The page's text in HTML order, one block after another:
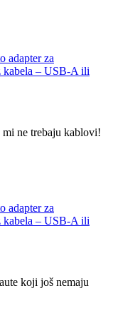
adapter za
kabela – USB-A ili
ne trebaju kablovi!
adapter za
kabela – USB-A ili
koji još nemaju